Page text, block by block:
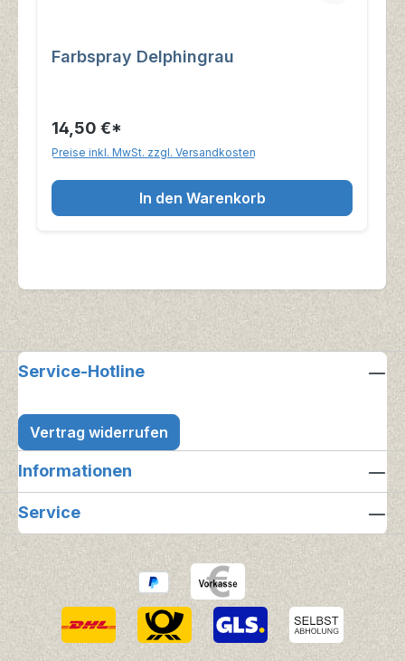
Farbspray Delphingrau
14,50 €*
Preise inkl. MwSt. zzgl. Versandkosten
In den Warenkorb
Service-Hotline
Vertrag widerrufen
Informationen
Service